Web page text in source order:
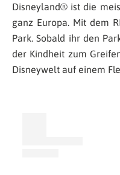
Disneyland® ist die
ganz Europa. Mit dem
Park. Sobald ihr den
der Kindheit zum
Disneywelt auf einem